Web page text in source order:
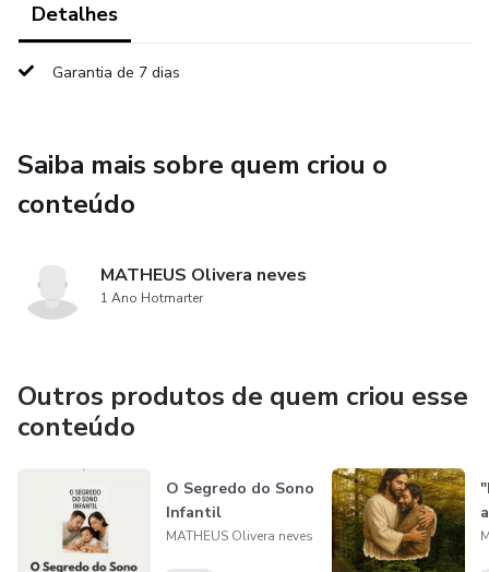
Detalhes
Garantia de 7 dias
Saiba mais sobre quem criou o
conteúdo
MATHEUS Olivera neves
1 Ano Hotmarter
Outros produtos de quem criou esse
conteúdo
O Segredo do Sono
Infantil
MATHEUS Olivera neves